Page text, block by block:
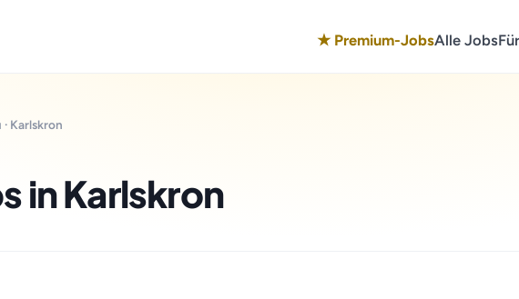
★ Premium-JobsAlle Jobs
· Karlskron
in Karlskron